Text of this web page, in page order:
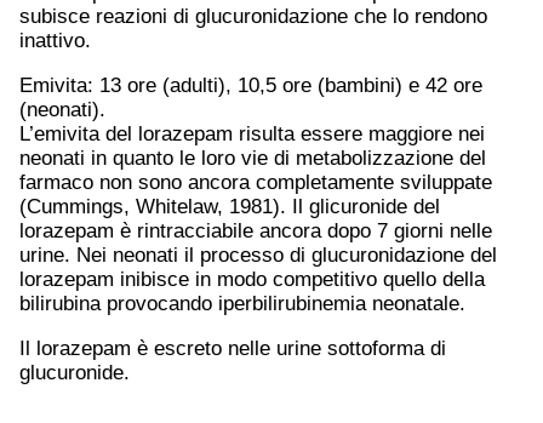
subisce reazioni di glucuronidazione che lo rendono
inattivo.
Emivita: 13 ore (adulti), 10,5 ore (bambini) e 42 ore
(neonati).
L’emivita del lorazepam risulta essere maggiore nei
neonati in quanto le loro vie di metabolizzazione del
farmaco non sono ancora completamente sviluppate
(Cummings, Whitelaw, 1981). Il glicuronide del
lorazepam è rintracciabile ancora dopo 7 giorni nelle
urine. Nei neonati il processo di glucuronidazione del
lorazepam inibisce in modo competitivo quello della
bilirubina provocando iperbilirubinemia neonatale.
Il lorazepam è escreto nelle urine sottoforma di
glucuronide.